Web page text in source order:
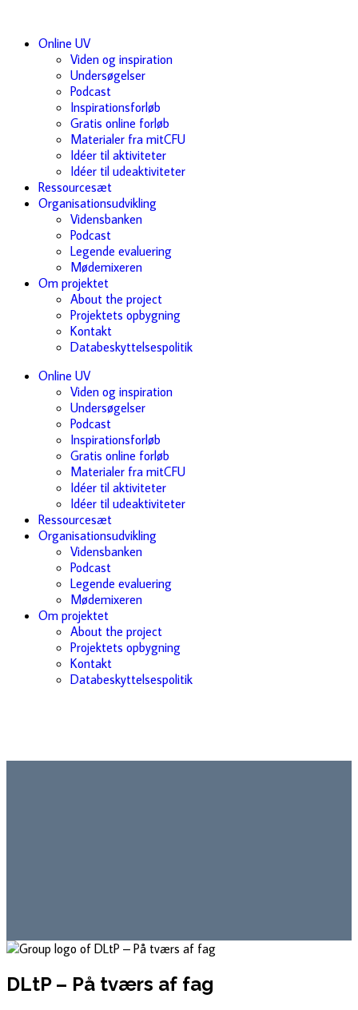
Online UV
Viden og inspiration
Undersøgelser
Podcast
Inspirationsforløb
Gratis online forløb
Materialer fra mitCFU
Idéer til aktiviteter
Idéer til udeaktiviteter
Ressourcesæt
Organisationsudvikling
Vidensbanken
Podcast
Legende evaluering
Mødemixeren
Om projektet
About the project
Projektets opbygning
Kontakt
Databeskyttelsespolitik
Online UV
Viden og inspiration
Undersøgelser
Podcast
Inspirationsforløb
Gratis online forløb
Materialer fra mitCFU
Idéer til aktiviteter
Idéer til udeaktiviteter
Ressourcesæt
Organisationsudvikling
Vidensbanken
Podcast
Legende evaluering
Mødemixeren
Om projektet
About the project
Projektets opbygning
Kontakt
Databeskyttelsespolitik
DLtP – På tværs af fag